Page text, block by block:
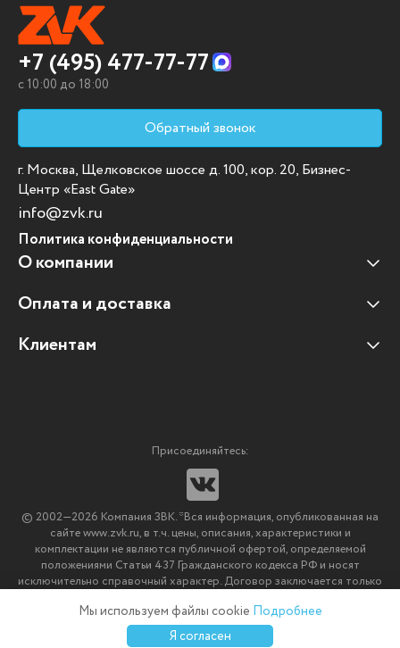
+7 (495) 477-77-77
c 10:00 до 18:00
Обратный звонок
г. Москва, Щелковское шоссе д. 100, кор. 20, Бизнес-
Центр «East Gate»
info@zvk.ru
Политика конфиденциальности
О компании
Наши клиенты
Отзывы клиентов
Оплата и доставка
Оплата и доставка
Клиентам
Мультимедийное оборудование
Импортозамещение ПО
© 2002—2026 Компания ЗВК. *Вся информация, опубликованная на
сайте www.zvk.ru, в т.ч. цены, описания, характеристики и
комплектации не являются публичной офертой, определяемой
положениями Статьи 437 Гражданского кодекса РФ и носят
исключительно справочный характер. Договор заключается только
ЗВК.
Присоединяйтесь:
0 0
Мы используем файлы cookie Подробнее
Я согласен